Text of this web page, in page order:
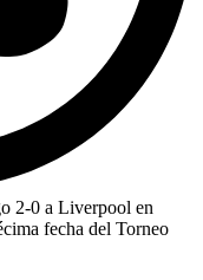
2-0 a Liverpool en
fecha del Torneo